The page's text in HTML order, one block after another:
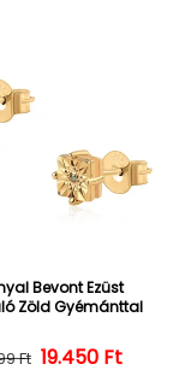
Bevont Ezüst
Zöld Gyémánttal
Normál ár
Ft 19.450 Ft